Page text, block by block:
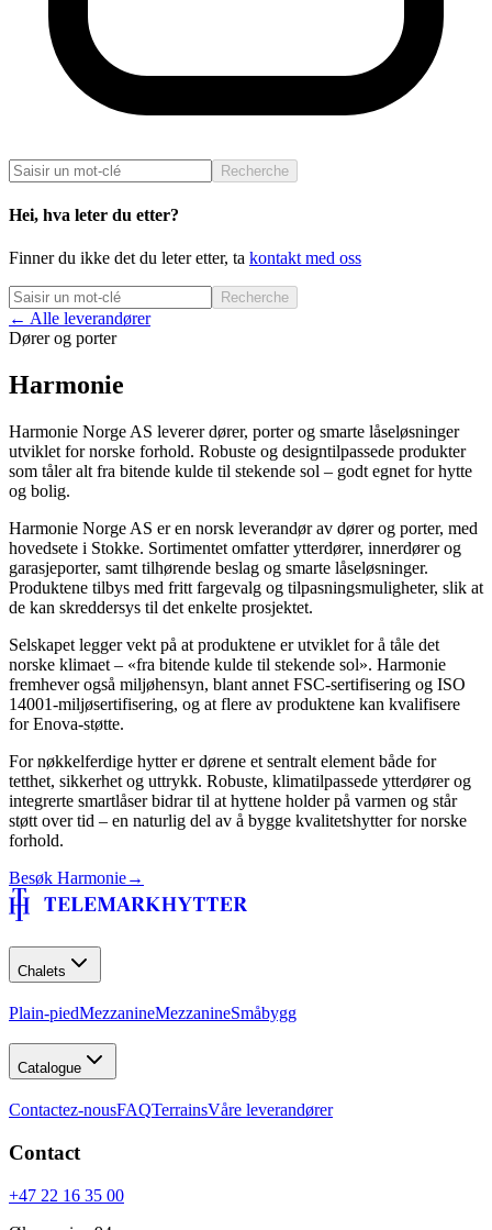
Recherche
Hei, hva leter du etter?
Finner du ikke det du leter etter, ta kontakt med oss
Recherche
← Alle leverandører
Dører og porter
Harmonie
Harmonie Norge AS leverer dører, porter og smarte låseløsninger
utviklet for norske forhold. Robuste og designtilpassede produkter
som tåler alt fra bitende kulde til stekende sol – godt egnet for hytte
og bolig.
Harmonie Norge AS er en norsk leverandør av dører og porter, med
hovedsete i Stokke. Sortimentet omfatter ytterdører, innerdører og
garasjeporter, samt tilhørende beslag og smarte låseløsninger.
Produktene tilbys med fritt fargevalg og tilpasningsmuligheter, slik at
de kan skreddersys til det enkelte prosjektet.
Selskapet legger vekt på at produktene er utviklet for å tåle det
norske klimaet – «fra bitende kulde til stekende sol». Harmonie
fremhever også miljøhensyn, blant annet FSC-sertifisering og ISO
14001-miljøsertifisering, og at flere av produktene kan kvalifisere
for Enova-støtte.
For nøkkelferdige hytter er dørene et sentralt element både for
tetthet, sikkerhet og uttrykk. Robuste, klimatilpassede ytterdører og
integrerte smartlåser bidrar til at hyttene holder på varmen og står
støtt over tid – en naturlig del av å bygge kvalitetshytter for norske
forhold.
Besøk Harmonie→
Chalets
Plain-piedMezzanineMezzanineSmåbygg
Catalogue
Contactez-nousFAQTerrainsVåre leverandører
Contact
+47 22 16 35 00